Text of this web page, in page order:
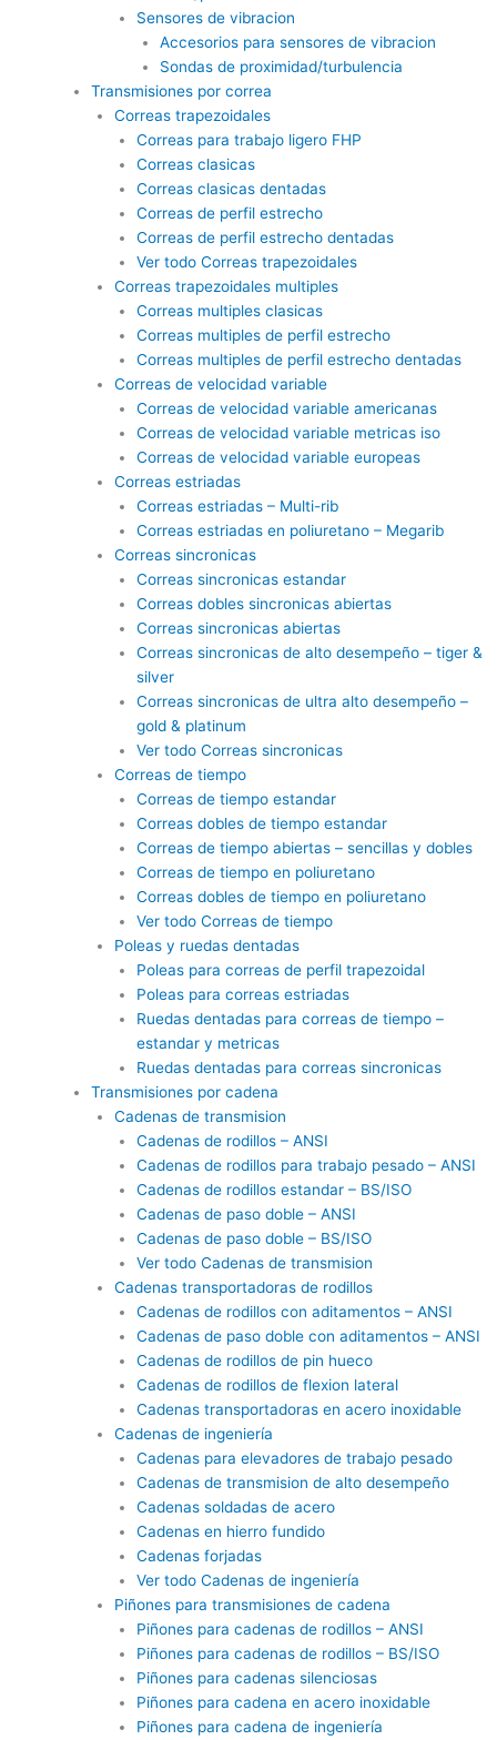
Sensores de vibracion
Accesorios para sensores de vibracion
Sondas de proximidad/turbulencia
Transmisiones por correa
Correas trapezoidales
Correas para trabajo ligero FHP
Correas clasicas
Correas clasicas dentadas
Correas de perfil estrecho
Correas de perfil estrecho dentadas
Ver todo Correas trapezoidales
Correas trapezoidales multiples
Correas multiples clasicas
Correas multiples de perfil estrecho
Correas multiples de perfil estrecho dentadas
Correas de velocidad variable
Correas de velocidad variable americanas
Correas de velocidad variable metricas iso
Correas de velocidad variable europeas
Correas estriadas
Correas estriadas – Multi-rib
Correas estriadas en poliuretano – Megarib
Correas sincronicas
Correas sincronicas estandar
Correas dobles sincronicas abiertas
Correas sincronicas abiertas
Correas sincronicas de alto desempeño – tiger &
silver
Correas sincronicas de ultra alto desempeño –
gold & platinum
Ver todo Correas sincronicas
Correas de tiempo
Correas de tiempo estandar
Correas dobles de tiempo estandar
Correas de tiempo abiertas – sencillas y dobles
Correas de tiempo en poliuretano
Correas dobles de tiempo en poliuretano
Ver todo Correas de tiempo
Poleas y ruedas dentadas
Poleas para correas de perfil trapezoidal
Poleas para correas estriadas
Ruedas dentadas para correas de tiempo –
estandar y metricas
Ruedas dentadas para correas sincronicas
Transmisiones por cadena
Cadenas de transmision
Cadenas de rodillos – ANSI
Cadenas de rodillos para trabajo pesado – ANSI
Cadenas de rodillos estandar – BS/ISO
Cadenas de paso doble – ANSI
Cadenas de paso doble – BS/ISO
Ver todo Cadenas de transmision
Cadenas transportadoras de rodillos
Cadenas de rodillos con aditamentos – ANSI
Cadenas de paso doble con aditamentos – ANSI
Cadenas de rodillos de pin hueco
Cadenas de rodillos de flexion lateral
Cadenas transportadoras en acero inoxidable
Cadenas de ingeniería
Cadenas para elevadores de trabajo pesado
Cadenas de transmision de alto desempeño
Cadenas soldadas de acero
Cadenas en hierro fundido
Cadenas forjadas
Ver todo Cadenas de ingeniería
Piñones para transmisiones de cadena
Piñones para cadenas de rodillos – ANSI
Piñones para cadenas de rodillos – BS/ISO
Piñones para cadenas silenciosas
Piñones para cadena en acero inoxidable
Piñones para cadena de ingeniería